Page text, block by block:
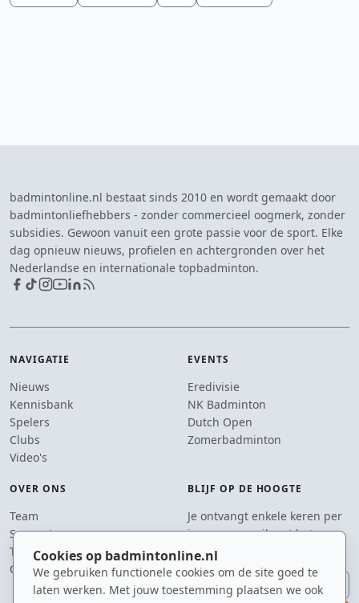
Cookies op badmintonline.nl
We gebruiken functionele cookies om de site goed te
laten werken. Met jouw toestemming plaatsen we ook
badmintonline.nl bestaat sinds 2010 en wordt gemaakt door
badmintonliefhebbers - zonder commercieel oogmerk, zonder
subsidies. Gewoon vanuit een grote passie voor de sport. Elke
dag opnieuw nieuws, profielen en achtergronden over het
Nederlandse en internationale topbadminton.
NAVIGATIE
Nieuws
Kennisbank
Spelers
Clubs
Video's
EVENTS
Eredivisie
NK Badminton
Dutch Open
Zomerbadminton
OVER ONS
Team
Supporters
Tip de redactie
Contact
BLIJF OP DE HOOGTE
Je ontvangt enkele keren per
jaar een e-mail met het
laatste badmintonnieuws.
E-mailadres